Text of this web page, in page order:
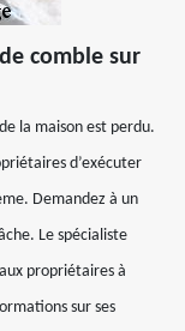
comble sur
la maison est perdu.
d’exécuter
Demandez à un
Le spécialiste
propriétaires à
sur ses